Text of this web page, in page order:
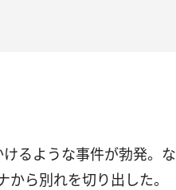
るような事件が勃発。な
ら別れを切り出した。